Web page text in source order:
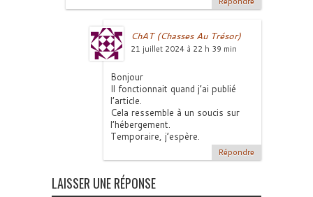
ChAT (Chasses Au Trésor)
21 juillet 2024 à 22 h 39 min
Bonjour
Il fonctionnait quand j’ai publié
l’article.
Cela ressemble à un soucis sur
l’hébergement.
Temporaire, j’espère.
Répondre
LAISSER UNE RÉPONSE